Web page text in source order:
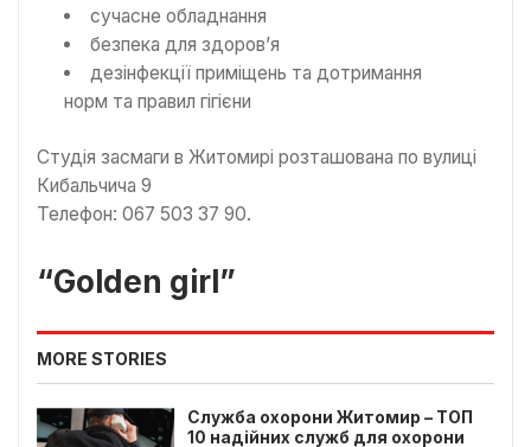
сучасне обладнання
безпека для здоров’я
дезінфекції приміщень та дотримання
норм та правил гігієни
Студія засмаги в Житомирі розташована по вулиці
Кибальчича 9
Телефон: 067 503 37 90.
“Golden girl”
MORE STORIES
Служба охорони Житомир – ТОП
10 надійних служб для охорони